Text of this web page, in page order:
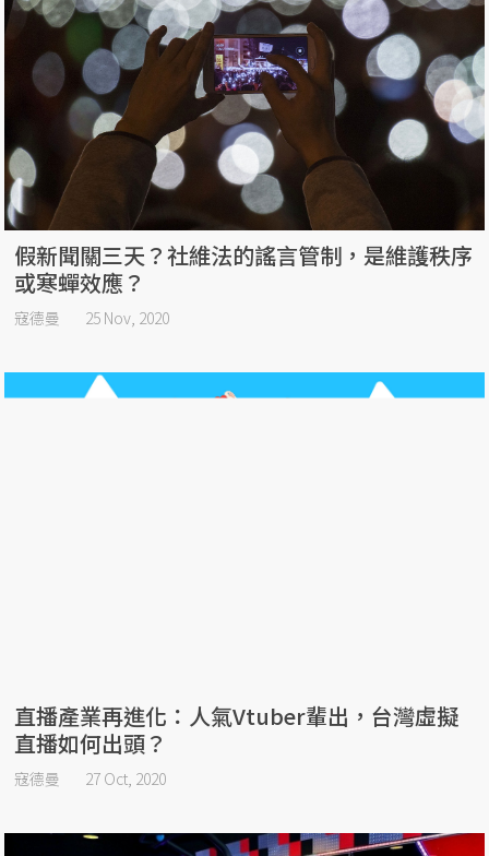
假新聞關三天？社維法的謠言管制，是維護秩序
或寒蟬效應？
寇德曼 25 Nov, 2020
直播產業再進化：人氣Vtuber輩出，台灣虛擬
直播如何出頭？
寇德曼 27 Oct, 2020